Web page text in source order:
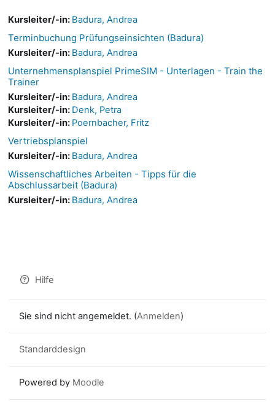
Kursleiter/-in: Badura, Andrea
Terminbuchung Prüfungseinsichten (Badura)
Kursleiter/-in: Badura, Andrea
Unternehmensplanspiel PrimeSIM - Unterlagen - Train the
Trainer
Kursleiter/-in: Badura, Andrea
Kursleiter/-in: Denk, Petra
Kursleiter/-in: Poernbacher, Fritz
Vertriebsplanspiel
Kursleiter/-in: Badura, Andrea
Wissenschaftliches Arbeiten - Tipps für die
Abschlussarbeit (Badura)
Kursleiter/-in: Badura, Andrea
Hilfe
Sie sind nicht angemeldet. (Anmelden)
Standarddesign
Powered by Moodle